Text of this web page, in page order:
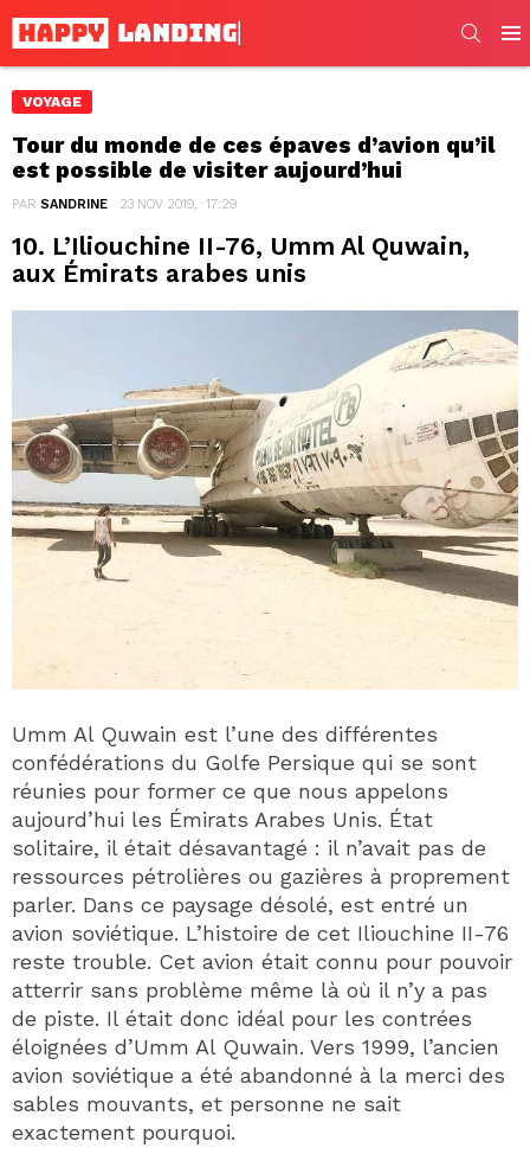
VOYAGE
Tour du monde de ces épaves d’avion qu’il
est possible de visiter aujourd’hui
PAR SANDRINE 23 NOV 2019, · 17:29
10. L’Iliouchine II-76, Umm Al Quwain,
aux Émirats arabes unis
Umm Al Quwain est l’une des différentes
confédérations du Golfe Persique qui se sont
réunies pour former ce que nous appelons
aujourd’hui les Émirats Arabes Unis. État
solitaire, il était désavantagé : il n’avait pas de
ressources pétrolières ou gazières à proprement
parler. Dans ce paysage désolé, est entré un
avion soviétique. L’histoire de cet Iliouchine II-76
reste trouble. Cet avion était connu pour pouvoir
atterrir sans problème même là où il n’y a pas
de piste. Il était donc idéal pour les contrées
éloignées d’Umm Al Quwain. Vers 1999, l’ancien
avion soviétique a été abandonné à la merci des
sables mouvants, et personne ne sait
exactement pourquoi.